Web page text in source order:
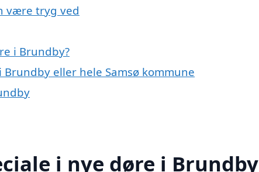
være tryg ved
i Brundby?
eller hele Samsø kommune
i nye døre i Brundby